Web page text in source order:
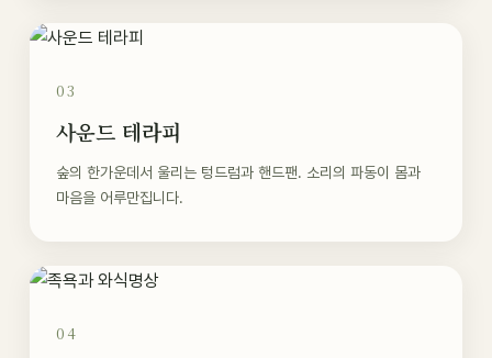
03
사운드 테라피
숲의 한가운데서 울리는 텅드럼과 핸드팬. 소리의 파동이 몸과
마음을 어루만집니다.
04